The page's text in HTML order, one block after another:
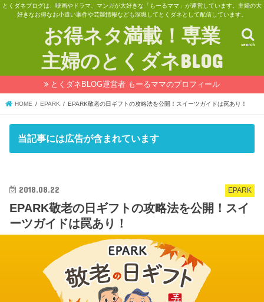
とくダネブログは、映画やドラマ、マンガが大好きな「もーるママ」が運営しています。主婦の大
好きなお得なお小遣い案件や芸能情報なども深堀してとくダネとして配信しています。
お得ネタ満載！専業
主婦のとくダネBLOG
search
とくダネBLOG運営者 もーるママのプロフィール
HOME EPARK EPARK敬老の日ギフトの攻略法を公開！スイーツガイドは罠あり！
当記事には広告が含まれています
EPARK
2018.08.22
EPARK敬老の日ギフトの攻略法を公開！スイ
ーツガイドは罠あり！